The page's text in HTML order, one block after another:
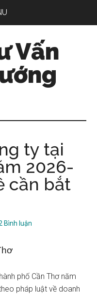
Vấn
ty tại
2026-
cần bắt
Bình luận
phố Cần Thơ năm
pháp luật về doanh